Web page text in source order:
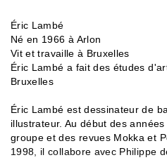
Éric Lambé
Né en 1966 à Arlon
Vit et travaille à Bruxelles
Éric Lambé a fait des études
Bruxelles
Éric Lambé est dessinateur de
illustrateur. Au début des
groupe et des revues Mokka et
1998, il collabore avec Philippe